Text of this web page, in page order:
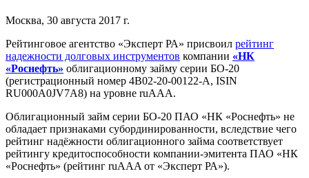
Москва, 30 августа 2017 г.
Рейтинговое агентство «Эксперт РА» присвоил рейтинг
надежности долговых инструментов компании «НК
«Роснефть» облигационному займу серии БО-20
(регистрационный номер 4B02-20-00122-A, ISIN
RU000A0JV7A8) на уровне ruAAA.
Облигационный займ серии БО-20 ПАО «НК «Роснефть» не
обладает признаками субординированности, вследствие чего
рейтинг надёжности облигационного займа соответствует
рейтингу кредитоспособности компании-эмитента ПАО «НК
«Роснефть» (рейтинг ruAAA от «Эксперт РА»).